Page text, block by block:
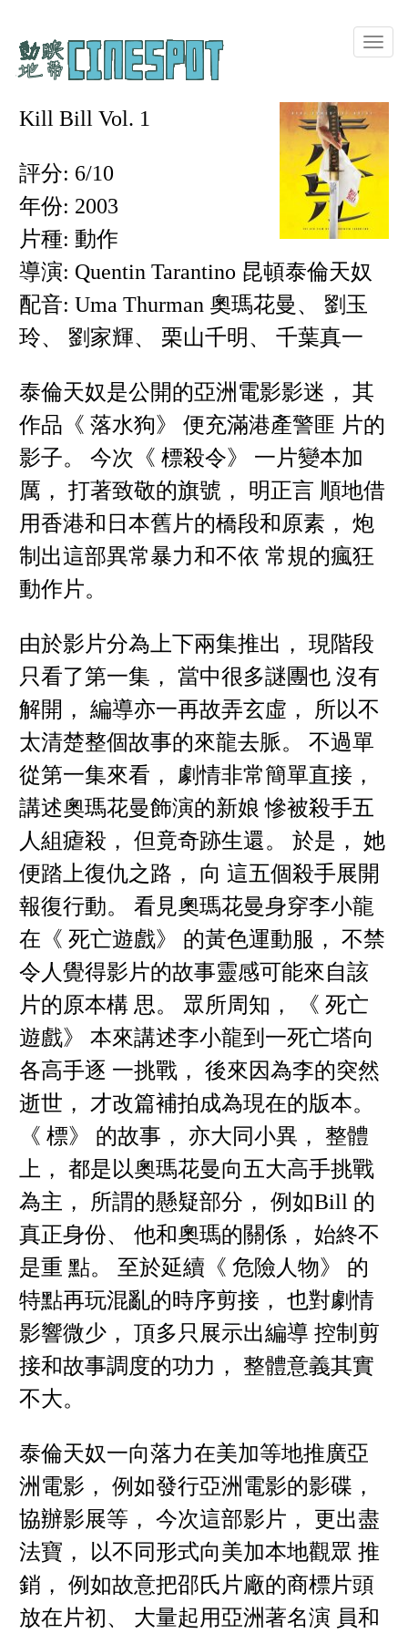
Toggle
Kill Bill Vol. 1
評分: 6/10
年份: 2003
片種: 動作
導演: Quentin Tarantino 昆頓泰倫天奴
配音: Uma Thurman 奧瑪花曼、 劉玉
玲、 劉家輝、 栗山千明、 千葉真一
泰倫天奴是公開的亞洲電影影迷， 其
作品《 落水狗》 便充滿港產警匪 片的
影子。 今次《 標殺令》 一片變本加
厲， 打著致敬的旗號， 明正言 順地借
用香港和日本舊片的橋段和原素， 炮
制出這部異常暴力和不依 常規的瘋狂
動作片。
由於影片分為上下兩集推出， 現階段
只看了第一集， 當中很多謎團也 沒有
解開， 編導亦一再故弄玄虛， 所以不
太清楚整個故事的來龍去脈。 不過單
從第一集來看， 劇情非常簡單直接，
講述奧瑪花曼飾演的新娘 慘被殺手五
人組瘧殺， 但竟奇跡生還。 於是， 她
便踏上復仇之路， 向 這五個殺手展開
報復行動。 看見奧瑪花曼身穿李小龍
在《 死亡遊戲》 的黃色運動服， 不禁
令人覺得影片的故事靈感可能來自該
片的原本構 思。 眾所周知， 《 死亡
遊戲》 本來講述李小龍到一死亡塔向
各高手逐 一挑戰， 後來因為李的突然
逝世， 才改篇補拍成為現在的版本。
《 標》 的故事， 亦大同小異， 整體
上， 都是以奧瑪花曼向五大高手挑戰
為主， 所謂的懸疑部分， 例如Bill 的
真正身份、 他和奧瑪的關係， 始終不
是重 點。 至於延續《 危險人物》 的
特點再玩混亂的時序剪接， 也對劇情
影響微少， 頂多只展示出編導 控制剪
接和故事調度的功力， 整體意義其實
不大。
泰倫天奴一向落力在美加等地推廣亞
洲電影， 例如發行亞洲電影的影碟，
協辦影展等， 今次這部影片， 更出盡
法寶， 以不同形式向美加本地觀眾 推
銷， 例如故意把邵氏片廠的商標片頭
放在片初、 大量起用亞洲著名演 員和